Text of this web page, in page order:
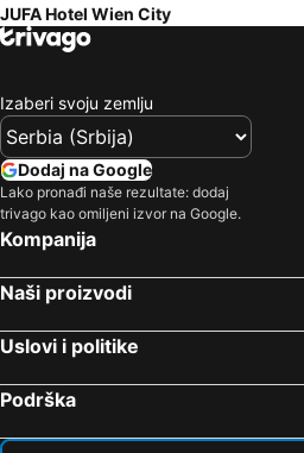
JUFA Hotel Wien City
Izaberi svoju zemlju
Dodaj na Google
Lako pronađi naše rezultate: dodaj
trivago kao omiljeni izvor na Google.
Kompanija
Naši proizvodi
Uslovi i politike
Podrška